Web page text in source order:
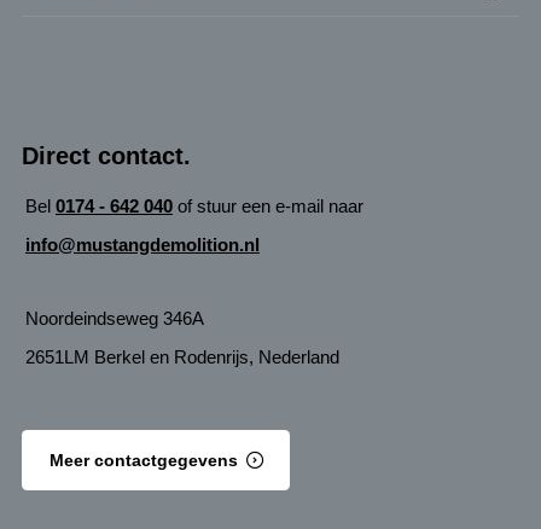
Direct contact.
Bel 0174 - 642 040 of stuur een e-mail naar
info@mustangdemolition.nl
Noordeindseweg 346A
2651LM Berkel en Rodenrijs, Nederland
Meer contactgegevens